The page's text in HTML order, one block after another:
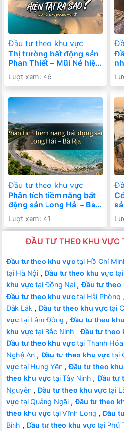
Đầu tư theo khu vực
Thị trường bất động sản
Phan Thiết – Mũi Né hiện
tại ra sao? Cơ hội mới
hay giai đoạn chững lại?
Lượt xem: 46
Đầu tư theo khu vực
Phân tích tiềm năng bất
động sản Long Hải – Bà
Rịa: Cơ hội còn hay đã
qua?
Lượt xem: 41
ĐẦU TƯ THEO KHU VỰC
Đầu tư theo khu vực tại Hồ Chí
tại Hà Nội ,Đầu tư theo khu vực
khu vực tại Đồng Nai ,Đầu tư theo
Đầu tư theo khu vực tại Hải Phòng
Đắk Lắk ,Đầu tư theo khu vực tại
vực tại Lâm Đồng ,Đầu tư theo
khu vực tại Bắc Ninh ,Đầu tư theo
Đầu tư theo khu vực tại Thanh Hóa
Nghệ An ,Đầu tư theo khu vực tại
vực tại Hưng Yên ,Đầu tư theo
theo khu vực tại Tây Ninh ,Đầu tư
Nguyên ,Đầu tư theo khu vực tại
vực tại Quảng Ngãi ,Đầu tư theo
theo khu vực tại Vĩnh Long ,Đầu
Bình ,Đầu tư theo khu vực tại Phú